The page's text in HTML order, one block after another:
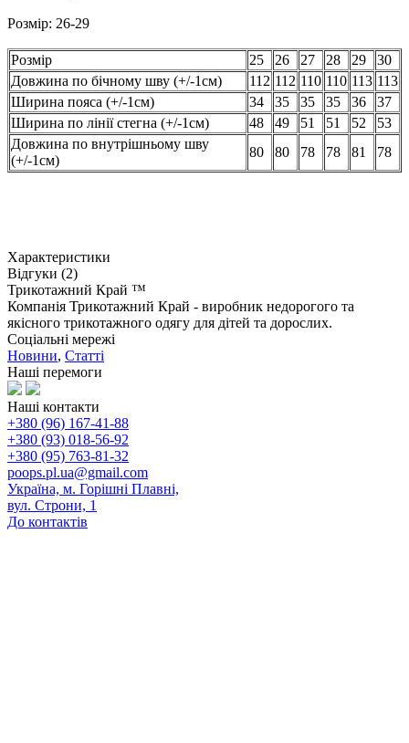
Розмір: 26-29
Розмір 25 26 27 28 29
30
Довжина по бічному шву (+/-1см)
112 112 110 110 113 113
Ширина пояса (+/-1см)
34 35 35 35 36
37
Ширина по лінії стегна (+/-1см)
48 49 51 51 52
53
Довжина по внутрішньому шву
(+/-1см)
80 80 78 78 81 78
Характеристики
Відгуки (2)
Трикотажний Край ™
Компанія Трикотажний Край - виробник недорогого та
якісного трикотажного одягу для дітей та дорослих.
Соціальні мережі
Новини, Статті
Наші перемоги
Наші контакти
+380 (96) 167-41-88
+380 (93) 018-56-92
+380 (95) 763-81-32
poops.pl.ua@gmail.com
Україна, м. Горішні Плавні,
вул. Строни, 1
До контактів